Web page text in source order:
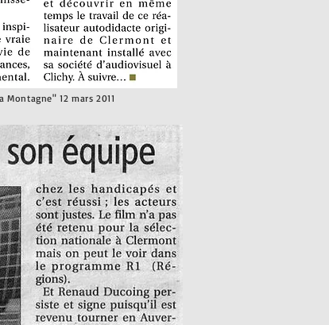
Montagne" 12 mars 2011